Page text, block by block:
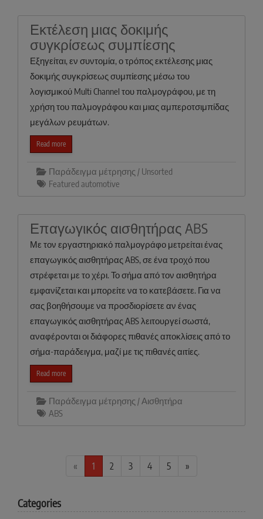
Εκτέλεση μιας δοκιμής
συγκρίσεως συμπίεσης
Εξηγείται, εν συντομία, ο τρόπος εκτέλεσης μιας
δοκιμής συγκρίσεως συμπίεσης μέσω του
λογισμικού Multi Channel του παλμογράφου, με τη
χρήση του παλμογράφου και μιας αμπεροτσιμπίδας
μεγάλων ρευμάτων.
Read more
Παράδειγμα μέτρησης / Unsorted
Featured automotive
Επαγωγικός αισθητήρας ABS
Με τον εργαστηριακό παλμογράφο μετρείται ένας
επαγωγικός αισθητήρας ABS, σε ένα τροχό που
στρέφεται με το χέρι. Το σήμα από τον αισθητήρα
εμφανίζεται και μπορείτε να το κατεβάσετε. Για να
σας βοηθήσουμε να προσδιορίσετε αν ένας
επαγωγικός αισθητήρας ABS λειτουργεί σωστά,
αναφέρονται οι διάφορες πιθανές αποκλίσεις από το
σήμα-παράδειγμα, μαζί με τις πιθανές αιτίες.
Read more
Παράδειγμα μέτρησης / Αισθητήρα
ABS
« 1 2 3 4 5 »
Categories